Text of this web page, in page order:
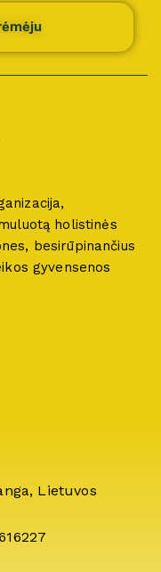
holistinės
besirūpinančius
gyvensenos
Lietuvos